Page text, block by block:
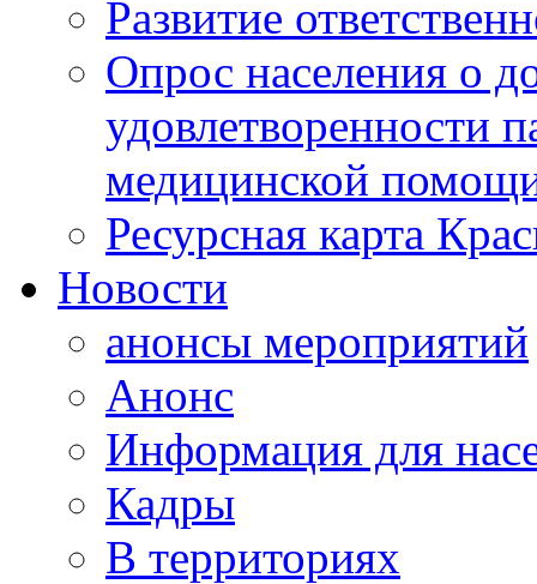
Развитие
Опрос населения о
удовлетворенности
медицинской
Ресурсная карта
Новости
анонсы мероприятий
Анонс
Информация для
Кадры
В территориях